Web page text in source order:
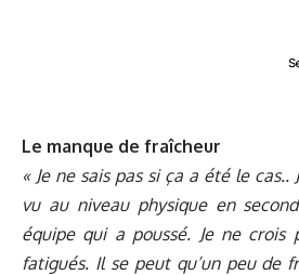
Le manque de fraîcheur
« Je ne sais pas si ça a été le cas..
vu au niveau physique en
équipe qui a poussé. Je ne crois
fatigués. Il se peut qu’un peu de